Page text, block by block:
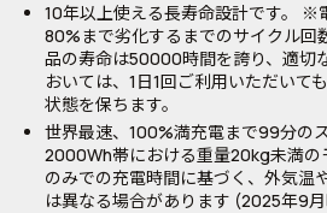
10年以上使える長寿命設計です。 ※
80%まで劣化するまでのサイクル
品の寿命は50000時間を誇り、適切
おいては、1日1回ご利用いただいて
状態を保ちます。
世界最速、100%満充電まで99分の
2000Wh帯における重量20kg未満の
のみでの充電時間に基づく、外気温
は異なる場合があります (2025年9